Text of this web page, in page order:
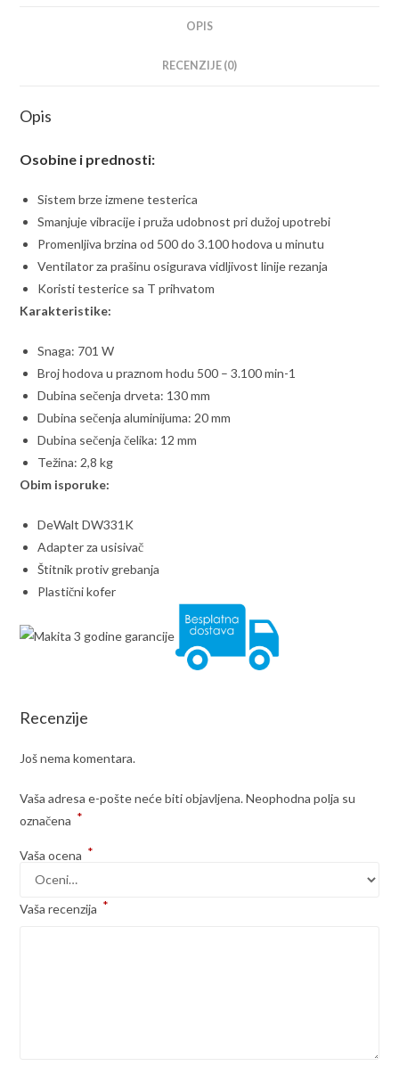
OPIS
RECENZIJE (0)
Opis
Osobine i prednosti:
Sistem brze izmene testerica
Smanjuje vibracije i pruža udobnost pri dužoj upotrebi
Promenljiva brzina od 500 do 3.100 hodova u minutu
Ventilator za prašinu osigurava vidljivost linije rezanja
Koristi testerice sa T prihvatom
Karakteristike:
Snaga: 701 W
Broj hodova u praznom hodu 500 – 3.100 min-1
Dubina sečenja drveta: 130 mm
Dubina sečenja aluminijuma: 20 mm
Dubina sečenja čelika: 12 mm
Težina: 2,8 kg
Obim isporuke:
DeWalt DW331K
Adapter za usisivač
Štitnik protiv grebanja
Plastični kofer
Recenzije
Još nema komentara.
Vaša adresa e-pošte neće biti objavljena. Neophodna polja su
označena *
Vaša ocena *
Vaša recenzija *